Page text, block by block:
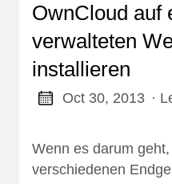
OwnCloud auf
verwalteten
installieren
Oct 30, 2013 ·
Wenn es darum
verschiedenen